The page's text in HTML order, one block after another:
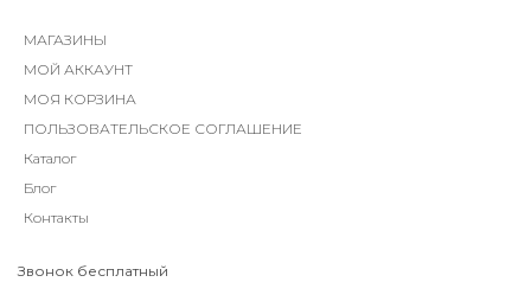
МАГАЗИНЫ
МОЙ АККАУНТ
МОЯ КОРЗИНА
ПОЛЬЗОВАТЕЛЬСКОЕ СОГЛАШЕНИЕ
Каталог
Блог
Контакты
Звонок бесплатный